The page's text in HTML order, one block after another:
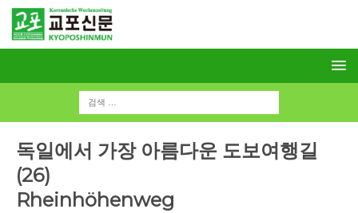
독일에서 가장 아름다운 도보여행길
(26)
Rheinhöhenweg